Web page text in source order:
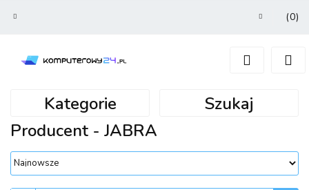
Zarejestruj się
(0)
Kategorie
Szukaj
Producent - JABRA